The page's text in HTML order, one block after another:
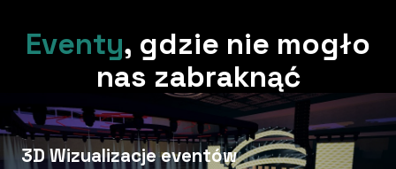
Eventy, gdzie nie mogło
nas zabraknąć
3D Wizualizacje eventów